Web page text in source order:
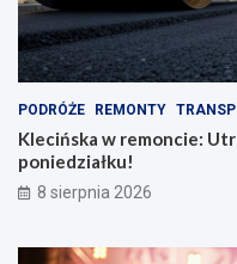
PODRÓŻE REMONTY
Klecińska w remoncie:
poniedziałku!
8 sierpnia 2026